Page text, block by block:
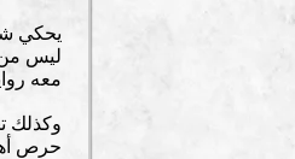
يحكي
ليس من
معه
وكذلك
حرص